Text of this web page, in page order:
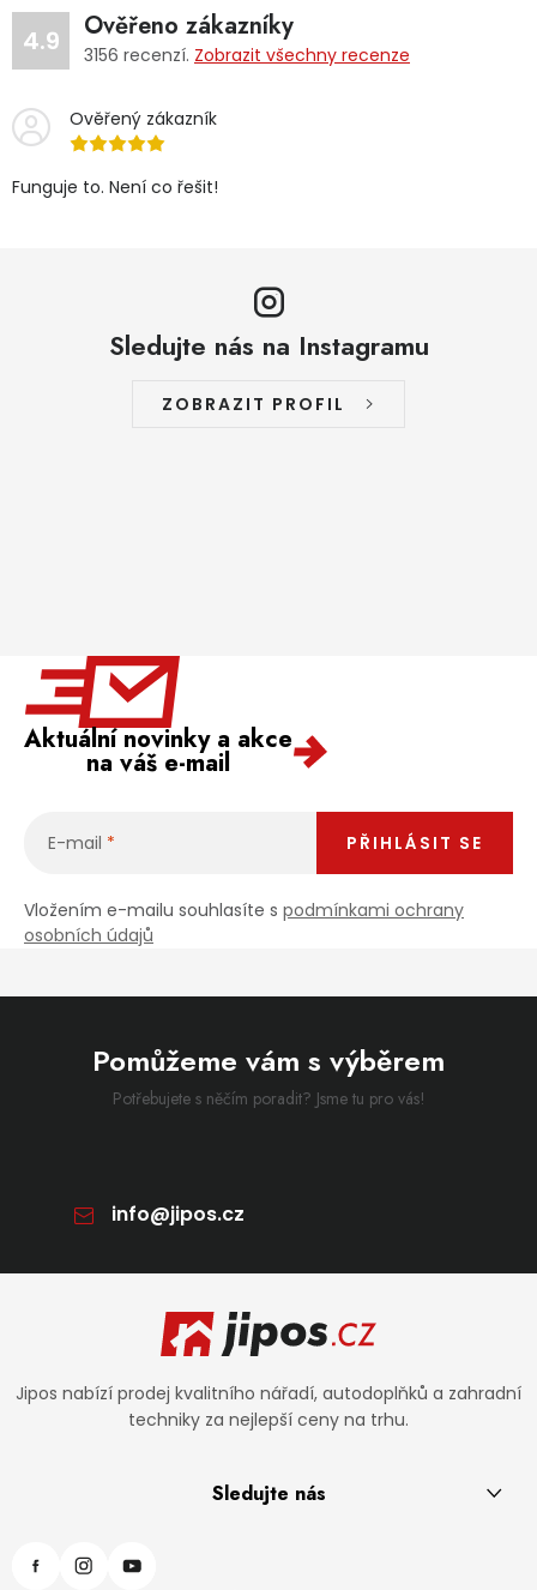
4.9 Ověřeno zákazníky
3156 recenzí. Zobrazit všechny recenze
Ověřený zákazník
Funguje to. Není co řešit!
Sledujte nás na Instagramu
ZOBRAZIT PROFIL
Aktuální novinky a akce
na váš e-mail
E-mail
Vložením e-mailu souhlasíte s podmínkami ochrany
osobních údajů
PŘIHLÁSIT SE
Pomůžeme vám s výběrem
Potřebujete s něčím poradit? Jsme tu pro vás!
info@jipos.cz
Jipos nabízí prodej kvalitního nářadí, autodoplňků a zahradní
techniky za nejlepší ceny na trhu.
Sledujte nás